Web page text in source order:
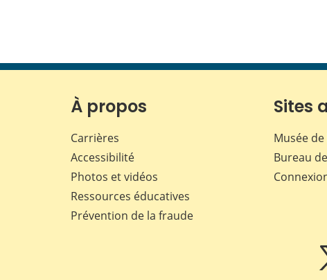
À propos
Carrières
Accessibilité
Photos et vidéos
Ressources éducatives
Prévention de la fraude
Sites
Musée
Bureau